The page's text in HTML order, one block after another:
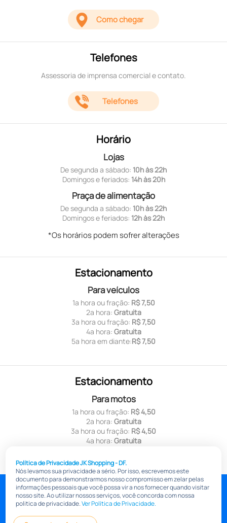
Política de Privacidade JK Shopping - DF.
Nós levamos sua privacidade a sério. Por isso, escrevemos este
documento para demonstrarmos nosso compromisso em zelar pelas
informações pessoais que você possa vir a nos fornecer quando visitar
nosso site. Ao utilizar nossos serviços, você concorda com nossa
politica de privacidade.Ver Política de Privacidade.
Como chegar
Telefones
Assessoria de imprensa comercial e contato.
Telefones
Horário
Lojas
De segunda a sábado: 10h às 22h
Domingos e feriados: 14h às 20h
Praça de alimentação
De segunda a sábado: 10h às 22h
Domingos e feriados: 12h às 22h
*Os horários podem sofrer alterações
Estacionamento
Para veículos
1ª hora ou fração: R$ 7,50
2ª hora: Gratuita
3ª hora ou fração: R$ 7,50
4ª hora: Gratuita
5ª hora em diante:R$ 7,50
Estacionamento
Para motos
1ª hora ou fração: R$ 4,50
2ª hora: Gratuita
3ª hora ou fração: R$ 4,50
4ª hora: Gratuita
jkshoppingdf.com.br
Política de privacidade
Pólitica de Transparência Salarial